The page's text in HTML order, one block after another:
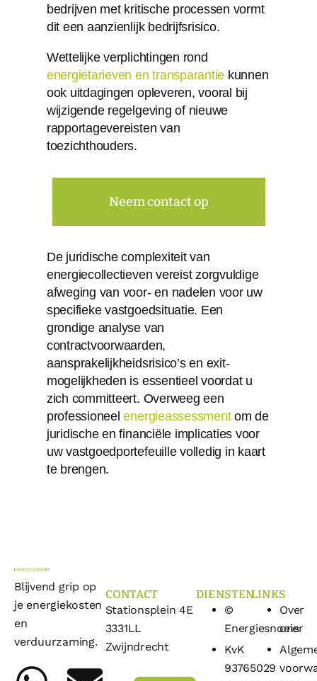
bedrijven met kritische processen vormt
dit een aanzienlijk bedrijfsrisico.
Wettelijke verplichtingen rond
energietarieven en transparantie kunnen
ook uitdagingen opleveren, vooral bij
wijzigende regelgeving of nieuwe
rapportagevereisten van
toezichthouders.
Neem contact op
De juridische complexiteit van
energiecollectieven vereist zorgvuldige
afweging van voor- en nadelen voor uw
specifieke vastgoedsituatie. Een
grondige analyse van
contractvoorwaarden,
aansprakelijkheidsrisico’s en exit-
mogelijkheden is essentieel voordat u
zich committeert. Overweeg een
professioneelenergieassessmentom de
juridische en financiële implicaties voor
uw vastgoedportefeuille volledig in kaart
te brengen.
Blijvend grip op
je energiekosten
en
verduurzaming.
CONTACT
Stationsplein 4E
3331LL
Zwijndrecht
DIENSTEN
©
Energiesnoeier
KvK
93765029
LINKS
Over
ons